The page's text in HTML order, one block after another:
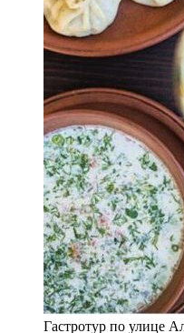
Гастротур по улице